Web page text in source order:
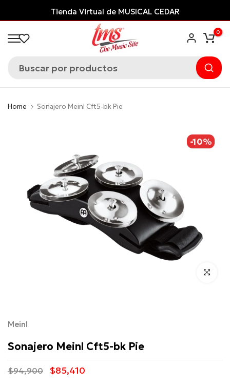
al
contenido
Tienda Virtual de MUSICAL CEDAR
0
Home Sonajero Meinl Cft5-bk Pie
-10%
Click para
Meinl
Sonajero Meinl Cft5-bk Pie
$94,900 $85,410